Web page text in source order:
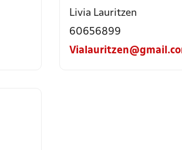
Livia Lauritzen
60656899